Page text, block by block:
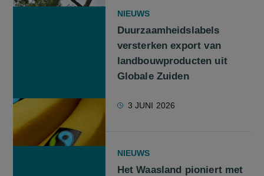
NIEUWS
Duurzaamheidslabels
versterken export van
landbouwproducten uit
Globale Zuiden
3 JUNI 2026
NIEUWS
Het Waasland pioniert met